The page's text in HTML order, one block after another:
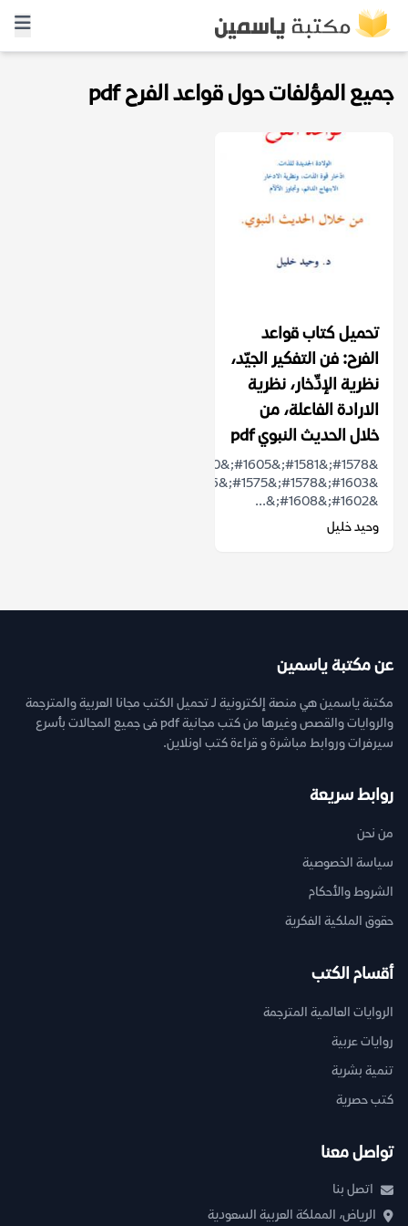
جميع المؤلفات حول قواعد الفرح pdf
تحميل كتاب قواعد
الفرح: فن التفكير الجيّد،
نظرية الإدِّخار، نظرية
الارادة الفاعلة، من
خلال الحديث النبوي pdf
&#1602;&#1608;&...
وحيد خليل
عن مكتبة ياسمين
مكتبة ياسمين هي منصة إلكترونية لـ تحميل الكتب مجانا العربية والمترجمة
والروايات والقصص وغيرها من كتب مجانية pdf فى جميع المجالات بأسرع
سيرفرات وروابط مباشرة و قراءة كتب اونلاين.
روابط سريعة
من نحن
سياسة الخصوصية
الشروط والأحكام
حقوق الملكية الفكرية
أقسام الكتب
الروايات العالمية المترجمة
روايات عربية
تنمية بشرية
كتب حصرية
تواصل معنا
اتصل بنا
الرياض، المملكة العربية السعودية